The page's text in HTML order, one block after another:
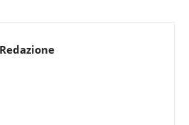
Redazione